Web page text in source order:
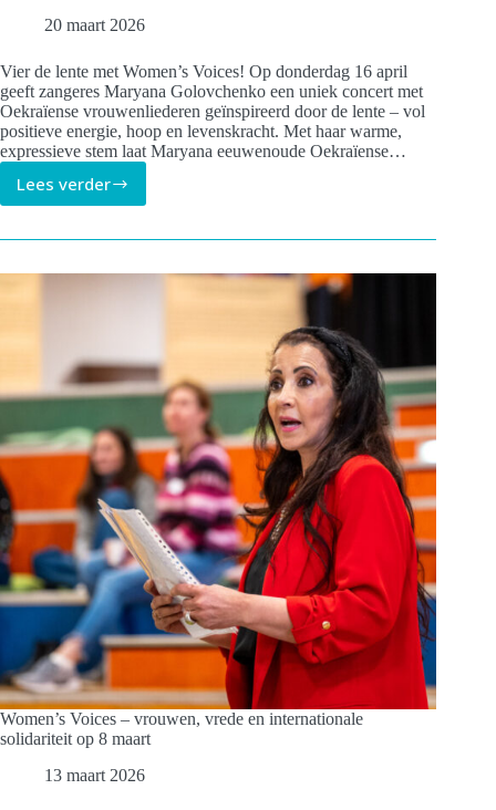
20 maart 2026
Vier de lente met Women’s Voices! Op donderdag 16 april
geeft zangeres Maryana Golovchenko een uniek concert met
Oekraïense vrouwenliederen geïnspireerd door de lente – vol
positieve energie, hoop en levenskracht. Met haar warme,
expressieve stem laat Maryana eeuwenoude Oekraïense…
Lees verder
Vier
lente
Oekraïense
vrouwenzang
Women’s Voices – vrouwen, vrede en internationale
solidariteit op 8 maart
13 maart 2026